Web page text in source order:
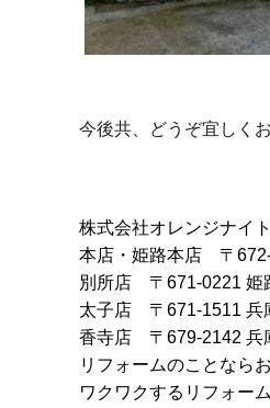
今後共、どうぞ宜しく
株式会社オレンジナイ
本店・姫路本店
〒
別所店
〒671-0221 姫
太子店
〒671-1511 兵
香寺店
〒679-2142 兵
リフォームのことなら
ワクワクするリフォー